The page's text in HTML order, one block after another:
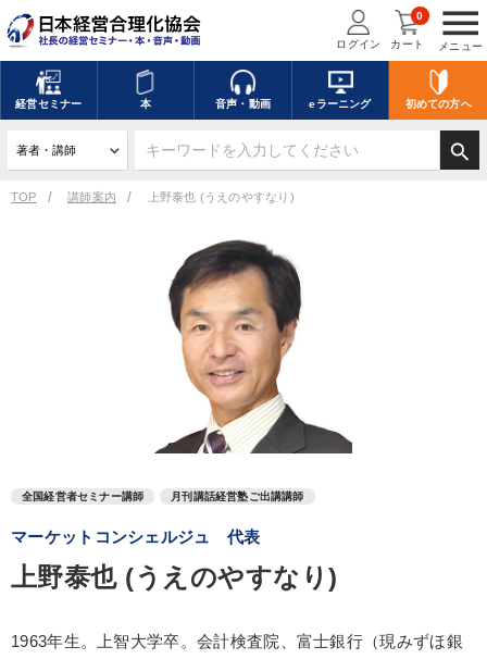
menu
メニュー
ログイン カート
0
経営セミナー 本 音声・動画 eラーニング 初めての方へ
search
TOP 講師案内 上野泰也 (うえのやすなり)
全国経営者セミナー講師 月刊講話経営塾ご出講講師
マーケットコンシェルジュ 代表
上野泰也 (うえのやすなり)
1963年生。上智大学卒。会計検査院、富士銀行（現みずほ銀